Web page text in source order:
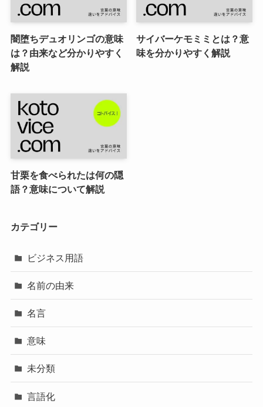
闇堕ちデュオリンゴの意味
は？由来など分かりやすく
解説
サイバーケモミミとは？意
味を分かりやすく解説
甘栗を食べられたは何の隠
語？意味について解説
カテゴリー
ビジネス用語
名前の由来
名言
意味
未分類
言語化